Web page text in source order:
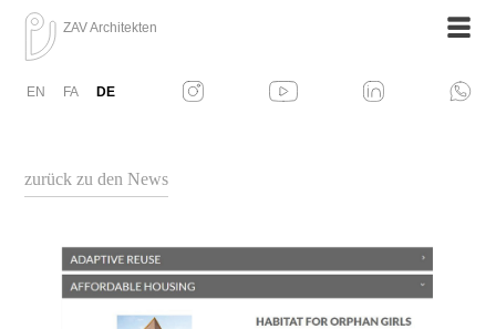
ZAV Architekten
EN FA DE
zurück zu den News